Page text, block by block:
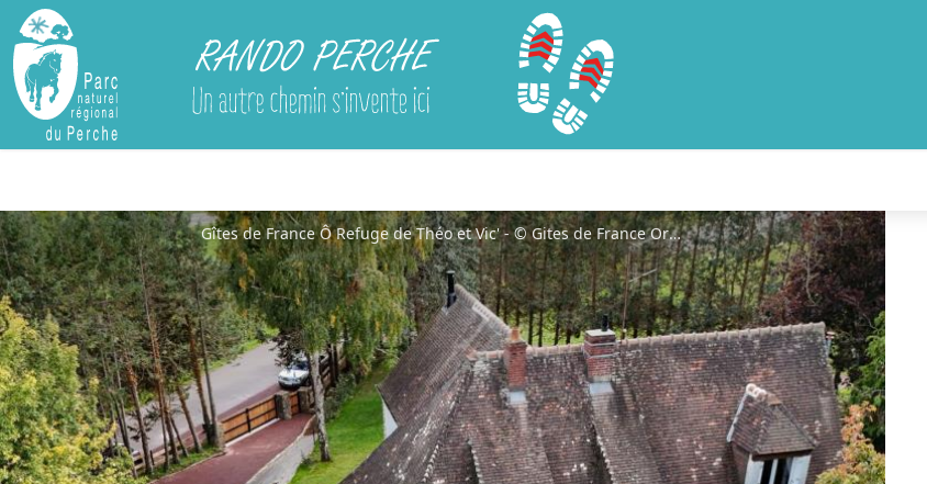
Rando Perche
Gîtes de France Ô Refuge de Théo et Vic' - © Gites de France Orne